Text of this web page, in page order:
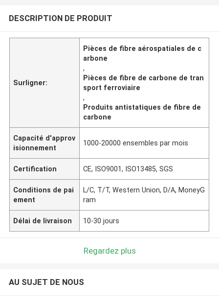
DESCRIPTION DE PRODUIT
Surligner:
Pièces de fibre aérospatiales de c
arbone
,
Pièces de fibre de carbone de tran
sport ferroviaire
,
Produits antistatiques de fibre de
carbone
Capacité d'approv
isionnement
1000-20000 ensembles par mois
Certification CE, ISO9001, ISO13485, SGS
Conditions de pai
ement
L/C, T/T, Western Union, D/A, MoneyG
ram
Délai de livraison 10-30 jours
Regardez plus
AU SUJET DE NOUS